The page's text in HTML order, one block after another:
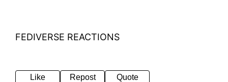
FEDIVERSE REACTIONS
Like Repost Quote